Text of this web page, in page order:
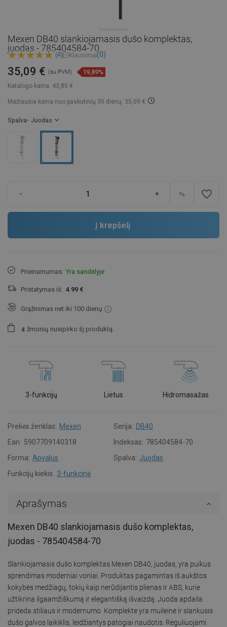
Mexen DB40 slankiojamasis dušo komplektas,
juodas - 785404584-70
(4) Klausimai(0)
Katalogo kaina: 43,80 €
35,09 € (su PVM) 19,89%
Mažiausia kaina nuo paskutinių 30 dienų: 35,09 €
Spalva - Juodas
- + favorite_border
Į krepšelį
Prieinamumas: Yra sandėlyje
Pristatymas iš: 4.99 €
Grąžinimas net iki 100 dienų
4 žmonių nusipirko šį produktą.
3-funkcijų Lietus Hidromasažas
Prekės ženklas: Mexen Serija: DB40
Ean: 5907709140318 Indeksas: 785404584-70
Forma: Apvalus Spalva: Juodas
Funkcijų kiekis: 3-funkcinė
Aprašymas
Mexen DB40 slankiojamasis dušo komplektas,
juodas - 785404584-70
Slankiojamasis dušo komplektas Mexen DB40, juodas, yra puikus
sprendimas moderniai voniai. Produktas pagamintas iš aukštos
kokybės medžiagų, tokių kaip nerūdijantis plienas ir ABS, kurie
užtikrina ilgaamžiškumą ir elegantišką išvaizdą. Juoda apdaila
prideda stiliaus ir modernumo. Komplekte yra muileinė ir slankusis
dušo galvos laikiklis, leidžiantys patogiai naudotis. Reguliuojami